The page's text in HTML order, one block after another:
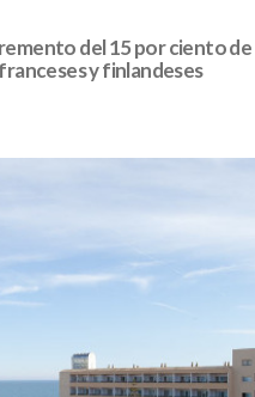
del 15 por ciento
y finlandeses